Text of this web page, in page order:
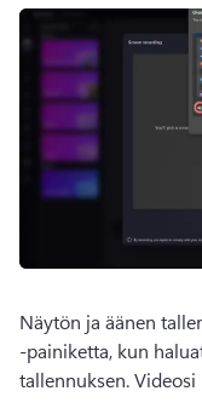
Näytön ja äänen
-painiketta, kun
tallennuksen. Videosi